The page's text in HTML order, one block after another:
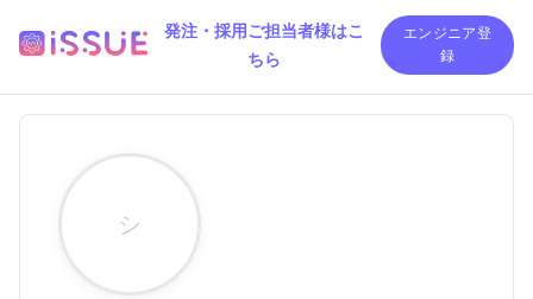
発注・採用ご担当者様はこ
ちら
エンジニア登
録
シ